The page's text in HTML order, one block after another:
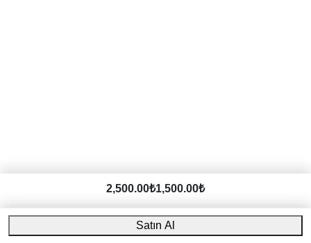
2,500.00₺1,500.00₺
Satın Al